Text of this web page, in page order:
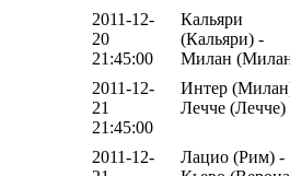
2011-12-
20
21:45:00
Кальяри
(Кальяри) -
Милан
2011-12-
21
21:45:00
Интер
Лечче (Лечче)
2011-12-
Лацио (Рим) -